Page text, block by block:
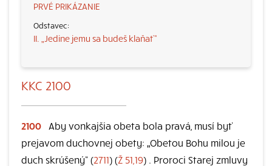
PRVÉ PRIKÁZANIE
II. „Jedine jemu sa budeš klaňať“
KKC 2100
2100
Aby vonkajšia obeta bola pravá, musí byť
prejavom duchovnej obety: „Obetou Bohu milou je
duch skrúšený“ (2711) (Ž 51,19) . Proroci Starej zmluvy